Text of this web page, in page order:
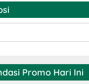
Promo Hari Ini